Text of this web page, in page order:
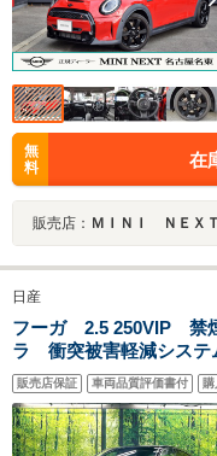
無
料
在
販売店： ＭＩＮＩ ＮＥＸ
日産
フーガ 2.5 250VIP 禁
ラ 衝突被害軽減シス
シート 前席シートヒ
サー LEDヘッド ビル
ミ
販売店保証 車両品質評価書付